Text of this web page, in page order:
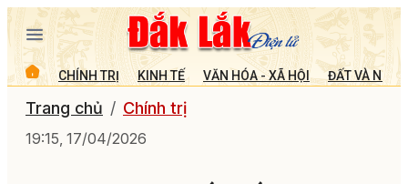
CHÍNH TRỊ KINH TẾ VĂN HÓA - XÃ HỘI ĐẤT VÀ
Trang chủ Chính trị
19:15, 17/04/2026